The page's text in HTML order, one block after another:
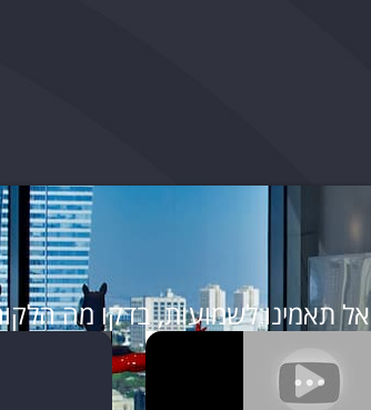
אל תאמינו לשמועות, בדקו מה